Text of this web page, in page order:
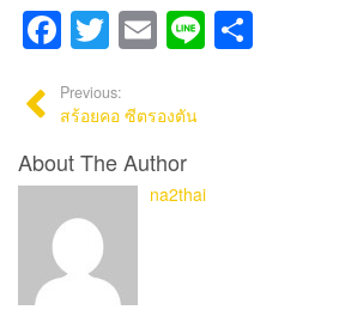
Facebook
Twitter
Email
Line
Previous:
สร้อยคอ ซีตรองตัน
About The Author
na2thai